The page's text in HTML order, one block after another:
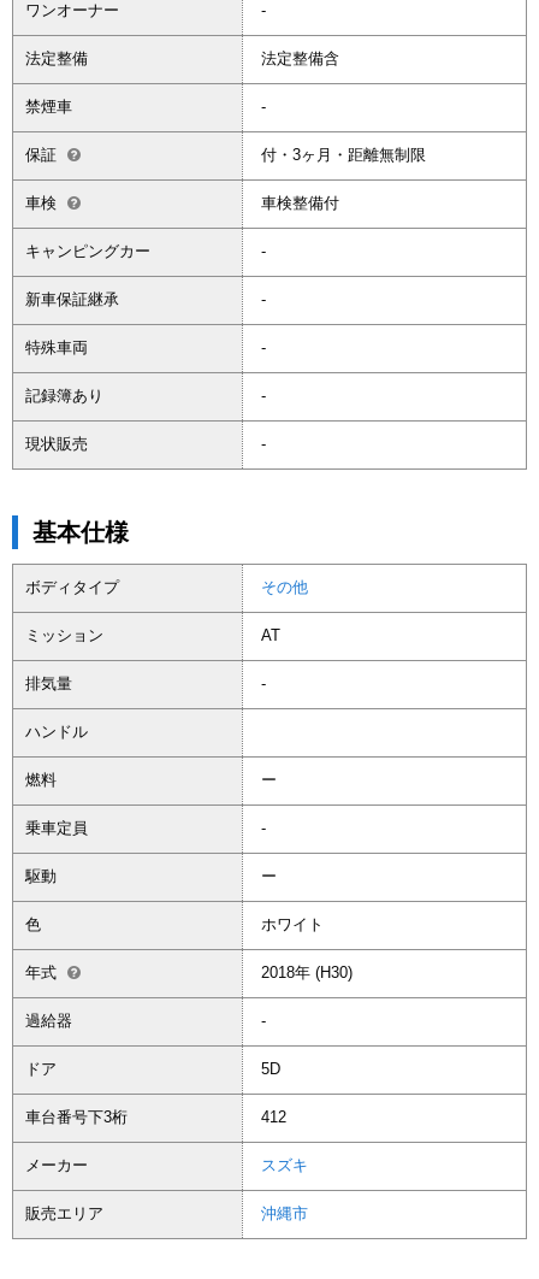
ワンオーナー -
法定整備 法定整備含
禁煙車 -
保証 付・3ヶ月・距離無制限
車検 車検整備付
キャンピングカー -
新車保証継承 -
特殊車両 -
記録簿あり -
現状販売 -
基本仕様
ボディタイプ その他
ミッション AT
排気量 -
ハンドル
燃料 ー
乗車定員 -
駆動 ー
色 ホワイト
年式 2018年 (H30)
過給器 -
ドア 5D
車台番号下3桁 412
メーカー スズキ
販売エリア 沖縄市